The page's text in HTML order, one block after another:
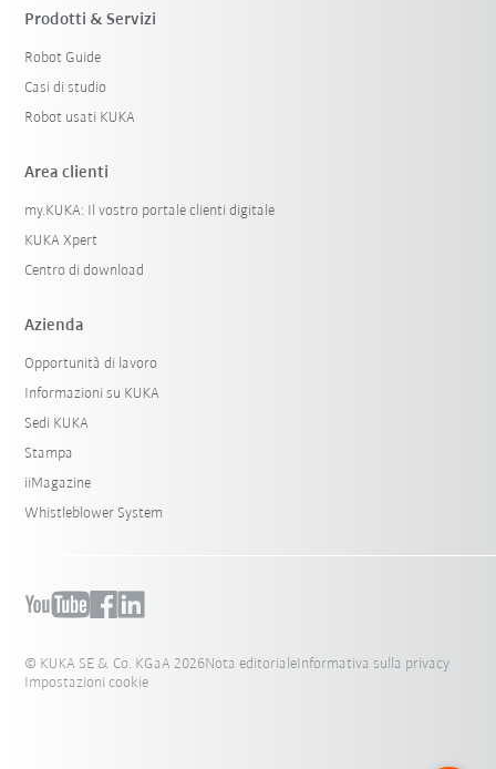
Prodotti & Servizi
Robot Guide
Casi di studio
Robot usati KUKA
Area clienti
my.KUKA: Il vostro portale clienti digitale
KUKA Xpert
Centro di download
Azienda
Opportunità di lavoro
Informazioni su KUKA
Sedi KUKA
Stampa
iiMagazine
Whistleblower System
© KUKA SE & Co. KGaA 2026Nota editorialeInformativa sulla privacy
Impostazioni cookie